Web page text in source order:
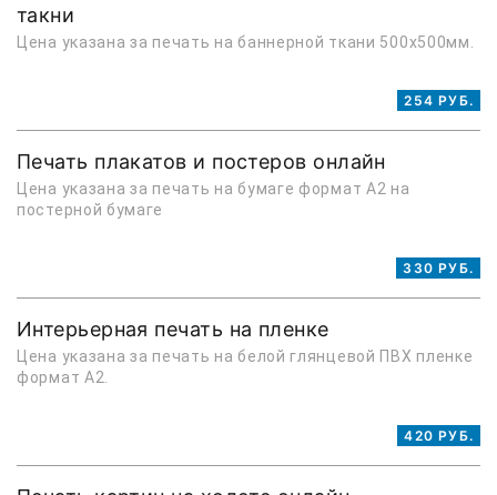
такни
Цена указана за печать на баннерной ткани 500х500мм.
254 РУБ.
Печать плакатов и постеров онлайн
Цена указана за печать на бумаге формат А2 на
постерной бумаге
330 РУБ.
Интерьерная печать на пленке
Цена указана за печать на белой глянцевой ПВХ пленке
формат А2.
420 РУБ.